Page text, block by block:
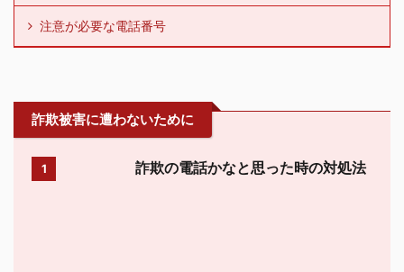
注意が必要な電話番号
詐欺被害に遭わないために
1 詐欺の電話かなと思った時の対処法